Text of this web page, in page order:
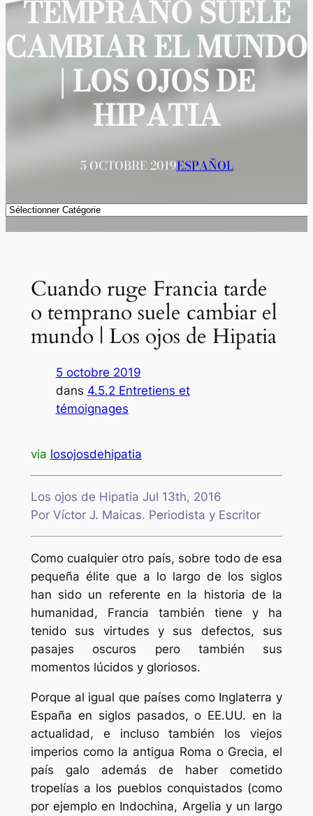
TEMPRANO SUELE
CAMBIAR EL MUNDO
| LOS OJOS DE
HIPATIA
5 OCTOBRE 2019ESPAÑOL
Catégories
Cuando ruge Francia tarde
o temprano suele cambiar el
mundo | Los ojos de Hipatia
5 octobre 2019
dans 4.5.2 Entretiens et
témoignages
via losojosdehipatia
Los ojos de Hipatia Jul 13th, 2016
Por Víctor J. Maicas. Periodista y Escritor
Como cualquier otro país, sobre todo de esa
pequeña élite que a lo largo de los siglos
han sido un referente en la historia de la
humanidad, Francia también tiene y ha
tenido sus virtudes y sus defectos, sus
pasajes oscuros pero también sus
momentos lúcidos y gloriosos.
Porque al igual que países como Inglaterra y
España en siglos pasados, o EE.UU. en la
actualidad, e incluso también los viejos
imperios como la antigua Roma o Grecia, el
país galo además de haber cometido
tropelías a los pueblos conquistados (como
por ejemplo en Indochina, Argelia y un largo